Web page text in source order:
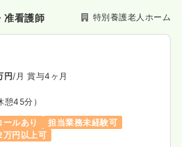
准看護師 特別養護老人ホーム
円/月 賞与4ヶ月
憩45分）
ールあり
担当業務未経験可
万円以上可